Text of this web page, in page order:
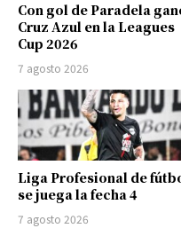
Con gol de Paradela
Cruz Azul en la Leagues
Cup 2026
7 agosto 2026
Liga Profesional de
se juega la fecha 4
7 agosto 2026